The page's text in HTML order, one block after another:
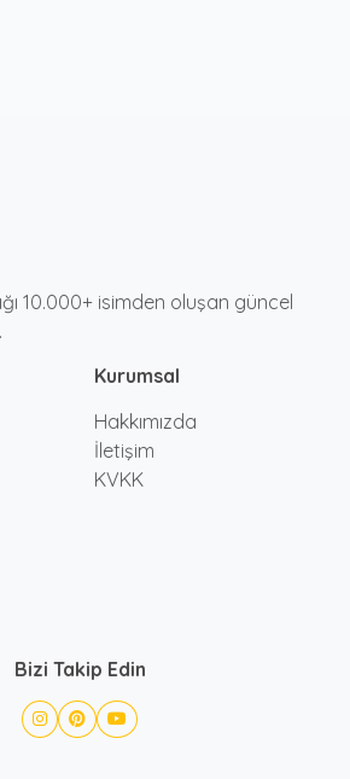
10.000+ isimden oluşan güncel
Kurumsal
Hakkımızda
İletişim
KVKK
Bizi Takip Edin